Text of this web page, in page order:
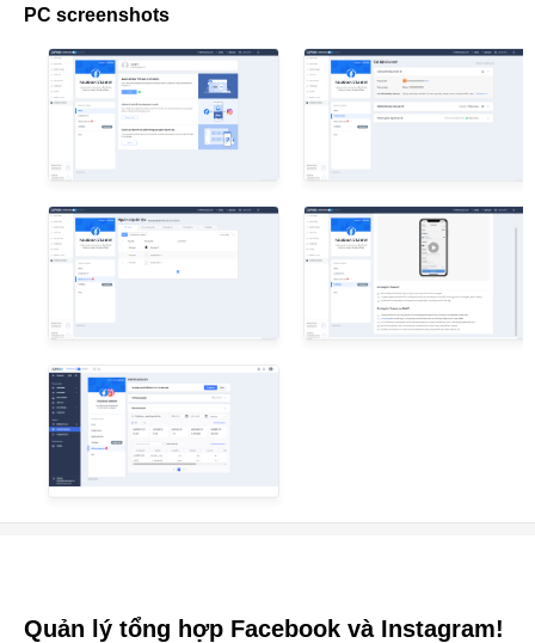
PC screenshots
Quản lý tổng hợp Facebook và Instagram!